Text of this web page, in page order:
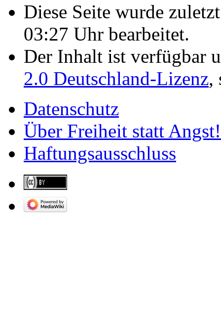
Diese Seite wurde
03:27 Uhr bearbeitet.
Der Inhalt ist verfügbar
2.0 Deutschland-Lizenz,
Datenschutz
Über Freiheit statt Angst!
Haftungsausschluss